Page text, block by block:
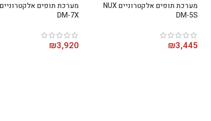
‏מערכת תופים אלקטרוניים NUX
DM-5S
₪3,445
DM-7X
₪3,920